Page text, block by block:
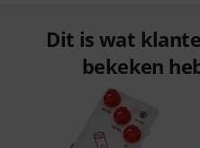
Dit is wat
bekeken